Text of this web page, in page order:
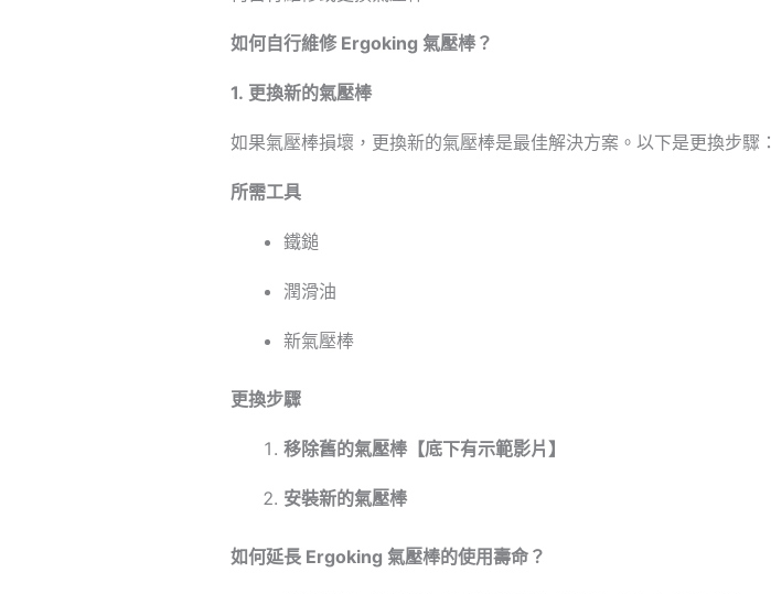
如何自行維修 Ergoking 氣壓棒？
1. 更換新的氣壓棒
如果氣壓棒損壞，更換新的氣壓棒是最佳解決方案。以下是更換步驟：
所需工具
鐵鎚
潤滑油
新氣壓棒
更換步驟
移除舊的氣壓棒【底下有示範影片】
安裝新的氣壓棒
如何延長 Ergoking 氣壓棒的使用壽命？